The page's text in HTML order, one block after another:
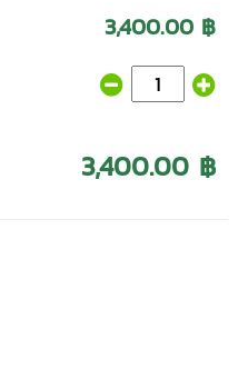
3,400.00 ฿
3,400.00 ฿